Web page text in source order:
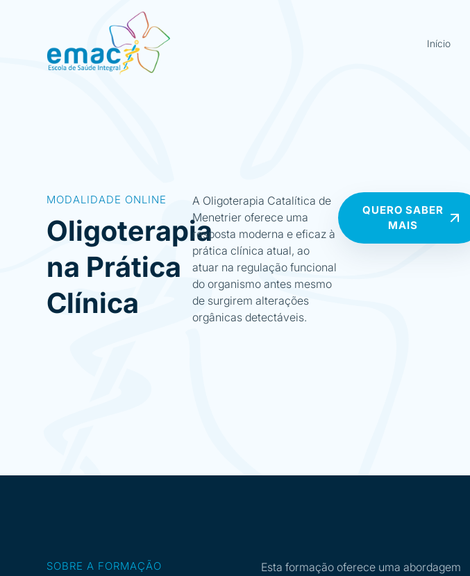
Início
MODALIDADE ONLINE
Oligoterapia
na Prática
Clínica
A Oligoterapia Catalítica de
Menetrier oferece uma
resposta moderna e eficaz à
prática clínica atual, ao
atuar na regulação funcional
do organismo antes mesmo
de surgirem alterações
orgânicas detectáveis.
QUERO SABER
MAIS
SOBRE A FORMAÇÃO
Esta formação oferece uma abordagem